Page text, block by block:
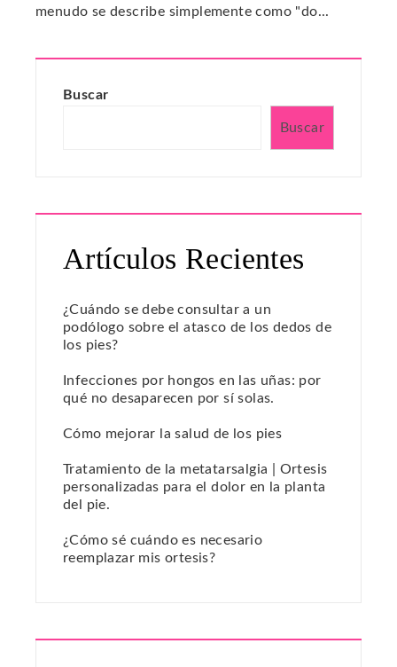
menudo se describe simplemente como "do...
Buscar
Buscar
Artículos Recientes
¿Cuándo se debe consultar a un
podólogo sobre el atasco de los dedos de
los pies?
Infecciones por hongos en las uñas: por
qué no desaparecen por sí solas.
Cómo mejorar la salud de los pies
Tratamiento de la metatarsalgia | Ortesis
personalizadas para el dolor en la planta
del pie.
¿Cómo sé cuándo es necesario
reemplazar mis ortesis?